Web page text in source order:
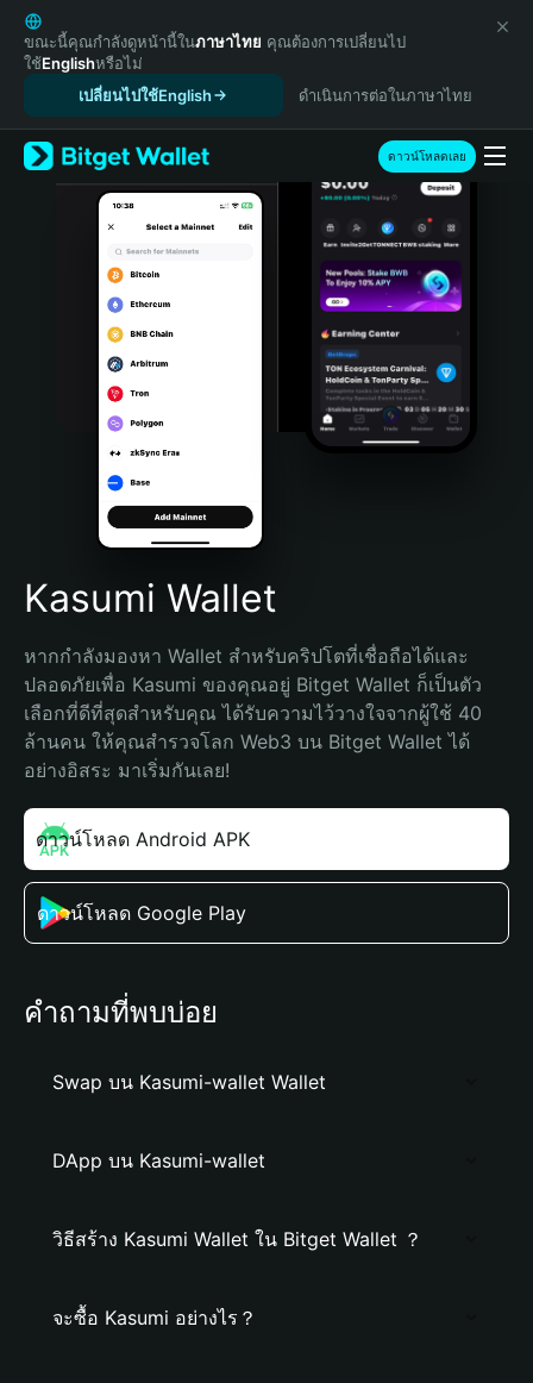
English
日本語
Tiếng Việt
Español (Latinoamérica)
Türkçe
Italiano
Português (Portugal)
Bahasa Indonesia
Português (Brasil)
Español (Argentina)
ขณะนี้คุณกำลังดูหน้านี้ในภาษาไทย คุณต้องการเปลี่ยนไป
ใช้Englishหรือไม่
เปลี่ยนไปใช้English
ดำเนินการต่อในภาษาไทย
ดาวน์โหลดเลย
Kasumi Wallet
หากกำลังมองหา Wallet สำหรับคริปโตที่เชื่อถือได้และ
ปลอดภัยเพื่อ Kasumi ของคุณอยู่ Bitget Wallet ก็เป็นตัว
เลือกที่ดีที่สุดสำหรับคุณ ได้รับความไว้วางใจจากผู้ใช้ 40
ล้านคน ให้คุณสำรวจโลก Web3 บน Bitget Wallet ได้
อย่างอิสระ มาเริ่มกันเลย!
ดาวน์โหลด Android APK
ดาวน์โหลด Google Play
คำถามที่พบบ่อย
Swap บน Kasumi-wallet Wallet
DApp บน Kasumi-wallet
วิธีสร้าง Kasumi Wallet ใน Bitget Wallet ？
จะซื้อ Kasumi อย่างไร？